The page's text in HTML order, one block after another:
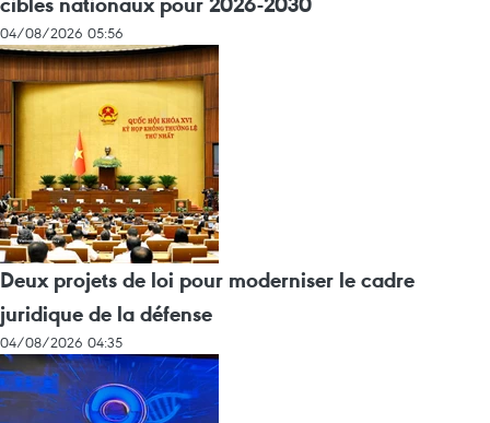
04/08/2026 05:56
Deux projets de loi pour moderniser le cadre
juridique de la défense
04/08/2026 04:35